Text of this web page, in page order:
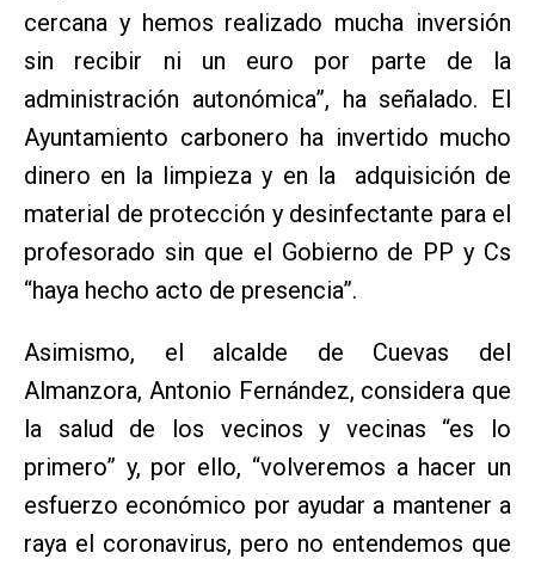
cercana y hemos realizado mucha inversión
sin recibir ni un euro por parte de la
administración autonómica”, ha señalado. El
Ayuntamiento carbonero ha invertido mucho
dinero en la limpieza y en la adquisición de
material de protección y desinfectante para el
profesorado sin que el Gobierno de PP y Cs
“haya hecho acto de presencia”.
Asimismo, el alcalde de Cuevas del
Almanzora, Antonio Fernández, considera que
la salud de los vecinos y vecinas “es lo
primero” y, por ello, “volveremos a hacer un
esfuerzo económico por ayudar a mantener a
raya el coronavirus, pero no entendemos que